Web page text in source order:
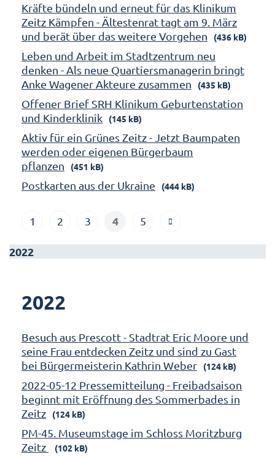
Kräfte bündeln und erneut für das Klinikum
Zeitz Kämpfen - Ältestenrat tagt am 9. März
und berät über das weitere Vorgehen
(436 kB)
Leben und Arbeit im Stadtzentrum neu
denken - Als neue Quartiersmanagerin bringt
Anke Wagener Akteure zusammen
(435 kB)
Offener Brief SRH Klinikum Geburtenstation
und Kinderklinik
(145 kB)
Aktiv für ein Grünes Zeitz - Jetzt Baumpaten
werden oder eigenen Bürgerbaum
pflanzen
(451 kB)
Postkarten aus der Ukraine (444 kB)
1 2 3 4 5
2022
2022
Besuch aus Prescott - Stadtrat Eric Moore und
seine Frau entdecken Zeitz und sind zu Gast
bei Bürgermeisterin Kathrin Weber
(124 kB)
2022-05-12 Pressemitteilung - Freibadsaison
beginnt mit Eröffnung des Sommerbades in
Zeitz
(124 kB)
PM-45. Museumstage im Schloss Moritzburg
Zeitz
(102 kB)